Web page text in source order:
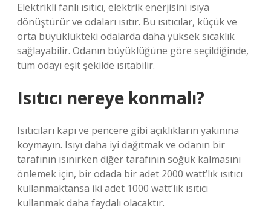
Elektrikli fanlı ısıtıcı, elektrik enerjisini ısıya
dönüştürür ve odaları ısıtır. Bu ısıtıcılar, küçük ve
orta büyüklükteki odalarda daha yüksek sıcaklık
sağlayabilir. Odanın büyüklüğüne göre seçildiğinde,
tüm odayı eşit şekilde ısıtabilir.
Isıtıcı nereye konmalı?
Isıtıcıları kapı ve pencere gibi açıklıkların yakınına
koymayın. Isıyı daha iyi dağıtmak ve odanın bir
tarafının ısınırken diğer tarafının soğuk kalmasını
önlemek için, bir odada bir adet 2000 watt’lık ısıtıcı
kullanmaktansa iki adet 1000 watt’lık ısıtıcı
kullanmak daha faydalı olacaktır.